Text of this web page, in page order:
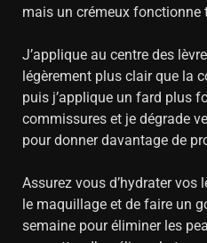
mais un crémeux fonctionne
J’applique au centre des
légèrement plus clair que la
puis j’applique un fard plus
commissures et je dégrade
pour donner davantage de
Assurez vous d’hydrater vos
le maquillage et de faire un
semaine pour éliminer les